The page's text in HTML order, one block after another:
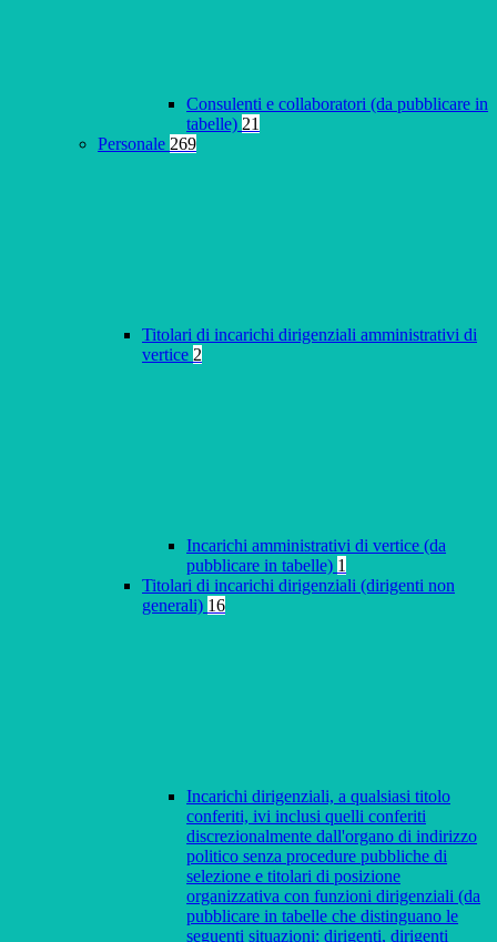
Consulenti e collaboratori (da pubblicare in
tabelle) 21
Personale 269
Titolari di incarichi dirigenziali amministrativi di
vertice 2
Incarichi amministrativi di vertice (da
pubblicare in tabelle) 1
Titolari di incarichi dirigenziali (dirigenti non
generali) 16
Incarichi dirigenziali, a qualsiasi titolo
conferiti, ivi inclusi quelli conferiti
discrezionalmente dall'organo di indirizzo
politico senza procedure pubbliche di
selezione e titolari di posizione
organizzativa con funzioni dirigenziali (da
pubblicare in tabelle che distinguano le
seguenti situazioni: dirigenti, dirigenti